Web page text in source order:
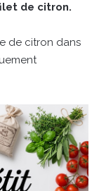
de citron.
de citron dans